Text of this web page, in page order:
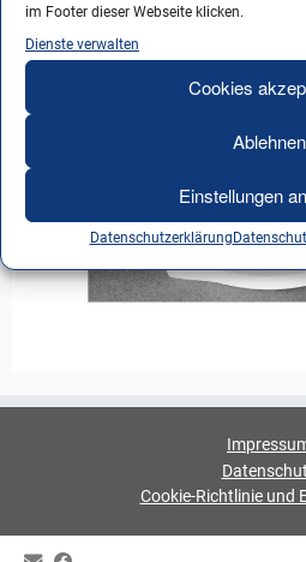
im Footer dieser Webseite klicken.
Dienste verwalten
Cookies
Ablehnen
Einstellungen
Datenschutzerklärung
Cookie-Richtlinie und